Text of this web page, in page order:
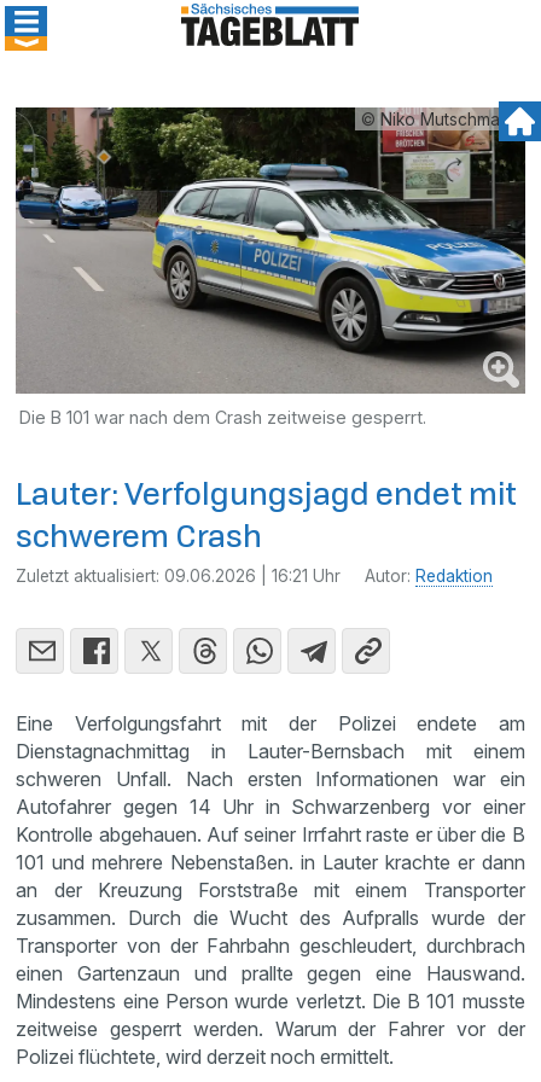
© Niko Mutschmann
Die B 101 war nach dem Crash zeitweise gesperrt.
Lauter: Verfolgungsjagd endet mit
schwerem Crash
Zuletzt aktualisiert:09.06.2026 | 16:21 Uhr Autor: Redaktion
Eine Verfolgungsfahrt mit der Polizei endete am
Dienstagnachmittag in Lauter-Bernsbach mit einem
schweren Unfall. Nach ersten Informationen war ein
Autofahrer gegen 14 Uhr in Schwarzenberg vor einer
Kontrolle abgehauen. Auf seiner Irrfahrt raste er über die B
101 und mehrere Nebenstaßen. in Lauter krachte er dann
an der Kreuzung Forststraße mit einem Transporter
zusammen. Durch die Wucht des Aufpralls wurde der
Transporter von der Fahrbahn geschleudert, durchbrach
einen Gartenzaun und prallte gegen eine Hauswand.
Mindestens eine Person wurde verletzt. Die B 101 musste
zeitweise gesperrt werden. Warum der Fahrer vor der
Polizei flüchtete, wird derzeit noch ermittelt.